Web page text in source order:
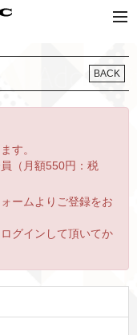
BACK
す。
（月額550円：税
ームよりご登録をお
グインして頂いてか